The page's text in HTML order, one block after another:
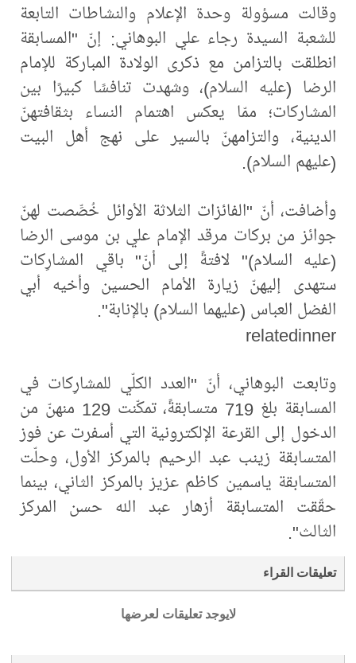
وقالت مسؤولة وحدة الإعلام والنشاطات التابعة
للشعبة السيدة رجاء علي البوهاني: إنّ "المسابقة
انطلقت بالتزامن مع ذكرى الولادة المباركة للإمام
الرضا (عليه السلام)، وشهدت تنافسًا كبيرًا بين
المشاركات؛ ممّا يعكس اهتمام النساء بثقافتهنّ
الدينية، والتزامهنّ بالسير على نهج أهل البيت
(عليهم السلام).
وأضافت، أنّ "الفائزات الثلاثة الأوائل خُصِّصت لهنّ
جوائز من بركات مرقد الإمام علي بن موسى الرضا
(عليه السلام)" لافتةً إلى أنّ" باقي المشارِكات
ستهدى إليهنّ زيارة الأمام الحسين وأخيه أبي
الفضل العباس (عليهما السلام) بالإنابة".
relatedinner
وتابعت البوهاني، أنّ "العدد الكلّي للمشارِكات في
المسابقة بلغ 719 متسابقةً، تمكّنت 129 منهنّ من
الدخول إلى القرعة الإلكترونية التي أسفرت عن فوز
المتسابقة زينب عبد الرحيم بالمركز الأول، وحلّت
المتسابقة ياسمين كاظم عزيز بالمركز الثاني، بينما
حقّقت المتسابقة أزهار عبد الله حسن المركز
الثالث".
تعليقات القراء
لايوجد تعليقات لعرضها